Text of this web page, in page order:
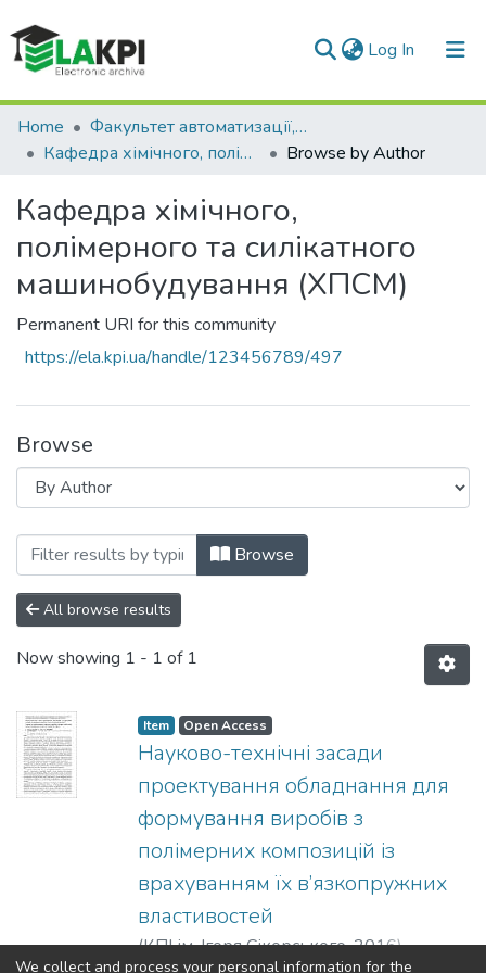
Log In (current)
Communities & Collections
All of DSpace
Home
Факультет автоматизації, промислової інженерії та екології (ФАПІЕ)
Кафедра хімічного, полімерного та силікатного машинобудування (ХПСМ)
Browse by Author
Кафедра хімічного,
полімерного та силікатного
машинобудування (ХПСМ)
Permanent URI for this community
https://ela.kpi.ua/handle/123456789/497
Browse
Browsing Кафедра хімічного,
Browse
All browse results
Now showing 1 - 1 of 1
Item Open Access
Науково-технічні засади
проектування обладнання для
формування виробів з
полімерних композицій із
врахуванням їх в’язкопружних
властивостей
(КПІ ім. Ігоря Сікорського,2016)
We collect and process your personal information for the